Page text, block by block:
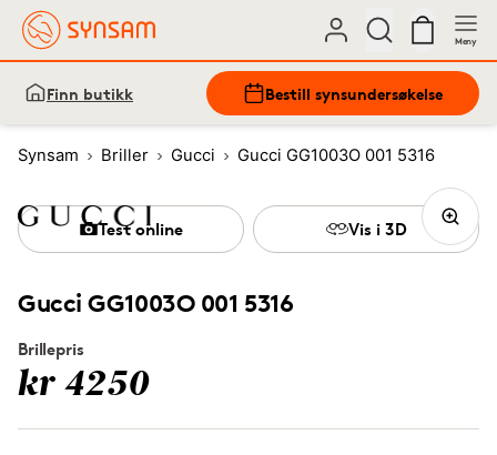
Meny
Finn butikk Bestill synsundersøkelse
Synsam Briller Gucci Gucci GG1003O 001 5316
Gucci GG1003O 001 5316
Brillepris
kr 4250
Test online Vis i 3D